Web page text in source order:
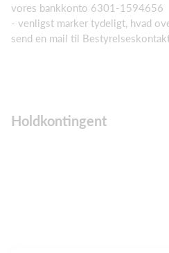
vores bankkonto 6301-1594656
- venligst marker tydeligt, hvad
send en mail til
Holdkontingent